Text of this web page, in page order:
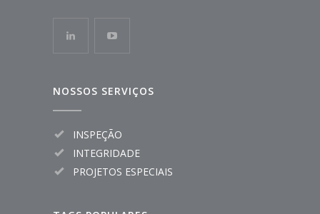
NOSSOS SERVIÇOS
INSPEÇÃO
INTEGRIDADE
PROJETOS ESPECIAIS